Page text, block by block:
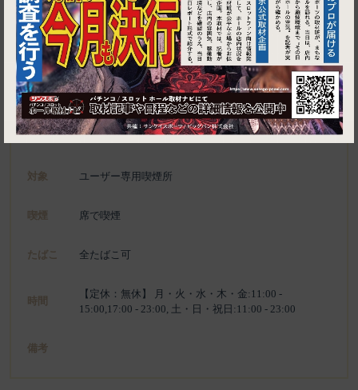
埼玉県越谷市せんげん台東1-6-4
施設名 HEMANTA
電話 048-979-9155
種別 ユーザー専用喫煙所、喫煙可能施設
対象 ユーザー専用喫煙所
喫煙 席で喫煙
たばこ 全たばこ可
時間
【定休：無休】 月・火・水・木・金:11:00 -
15:00,17:00 - 23:00, 土・日・祝日:11:00 - 23:00
備考